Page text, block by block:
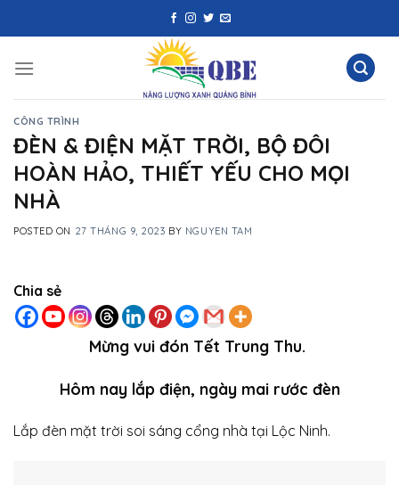
to
CÔNG TRÌNH
ĐÈN & ĐIỆN MẶT TRỜI, BỘ ĐÔI
HOÀN HẢO, THIẾT YẾU CHO MỌI
NHÀ
POSTED ON 27 THÁNG 9, 2023 BY NGUYEN TAM
Chia sẻ
Mừng vui đón Tết Trung Thu.
Hôm nay lắp điện, ngày mai rước đèn
Lắp đèn mặt trời soi sáng cổng nhà tại Lộc Ninh.